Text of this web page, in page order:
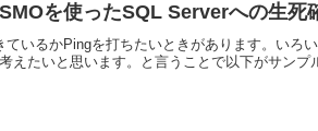
を使ったSQL Serverへの生死
いるかPingを打ちたいときがあります。いろ
えたいと思います。と言うことで以下がサン